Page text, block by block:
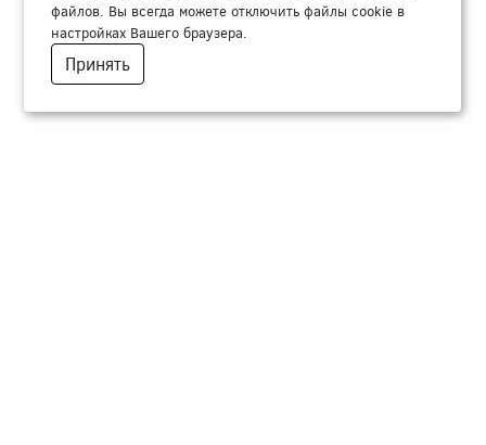
файлов. Вы всегда можете отключить файлы cookie в
настройках Вашего браузера.
Принять